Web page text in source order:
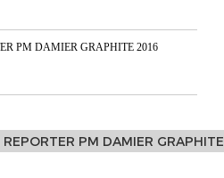
PM DAMIER GRAPHITE 2016
PM DAMIER